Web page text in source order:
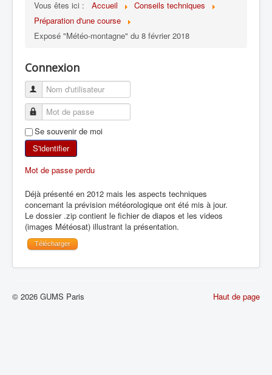
TOUT SUR LE GUMS
ALPINISME
SKI DE RANDONNÉE
RANDONNÉE PÉDESTRE
RANDONNÉE SPORTIVE
Vous êtes ici : Accueil
Conseils techniques
Préparation d'une course
Exposé "Météo-montagne" du 8 février 2018
Connexion
Se souvenir de moi
S'identifier
Mot de passe perdu
Déjà présenté en 2012 mais les aspects techniques
concernant la prévision météorologique ont été mis à jour.
Le dossier .zip contient le fichier de diapos et les videos
(images Météosat) illustrant la présentation.
Télécharger
Haut de page
© 2026 GUMS Paris